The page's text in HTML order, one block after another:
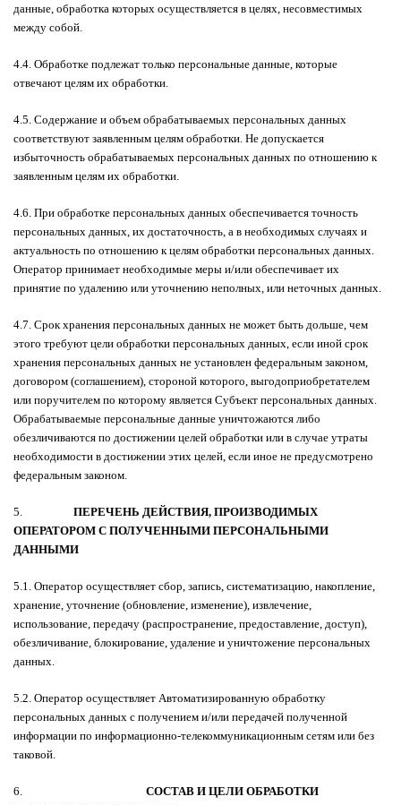
данные, обработка которых осуществляется в целях, несовместимых
между собой.
4.4. Обработке подлежат только персональные данные, которые
отвечают целям их обработки.
4.5. Содержание и объем обрабатываемых персональных данных
соответствуют заявленным целям обработки. Не допускается
избыточность обрабатываемых персональных данных по отношению к
заявленным целям их обработки.
4.6. При обработке персональных данных обеспечивается точность
персональных данных, их достаточность, а в необходимых случаях и
актуальность по отношению к целям обработки персональных данных.
Оператор принимает необходимые меры и/или обеспечивает их
принятие по удалению или уточнению неполных, или неточных данных.
4.7. Срок хранения персональных данных не может быть дольше, чем
этого требуют цели обработки персональных данных, если иной срок
хранения персональных данных не установлен федеральным законом,
договором (соглашением), стороной которого, выгодоприобретателем
или поручителем по которому является Субъект персональных данных.
Обрабатываемые персональные данные уничтожаются либо
обезличиваются по достижении целей обработки или в случае утраты
необходимости в достижении этих целей, если иное не предусмотрено
федеральным законом.
5. ПЕРЕЧЕНЬ ДЕЙСТВИЯ, ПРОИЗВОДИМЫХ
ОПЕРАТОРОМ С ПОЛУЧЕННЫМИ ПЕРСОНАЛЬНЫМИ
ДАННЫМИ
5.1. Оператор осуществляет сбор, запись, систематизацию, накопление,
хранение, уточнение (обновление, изменение), извлечение,
использование, передачу (распространение, предоставление, доступ),
обезличивание, блокирование, удаление и уничтожение персональных
данных.
5.2. Оператор осуществляет Автоматизированную обработку
персональных данных с получением и/или передачей полученной
информации по информационно-телекоммуникационным сетям или без
таковой.
6. СОСТАВ И ЦЕЛИ ОБРАБОТКИ